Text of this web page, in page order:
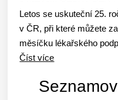
Letos se uskuteční 25.
v ČR, při které můžete
měsíčku lékařského
Číst více